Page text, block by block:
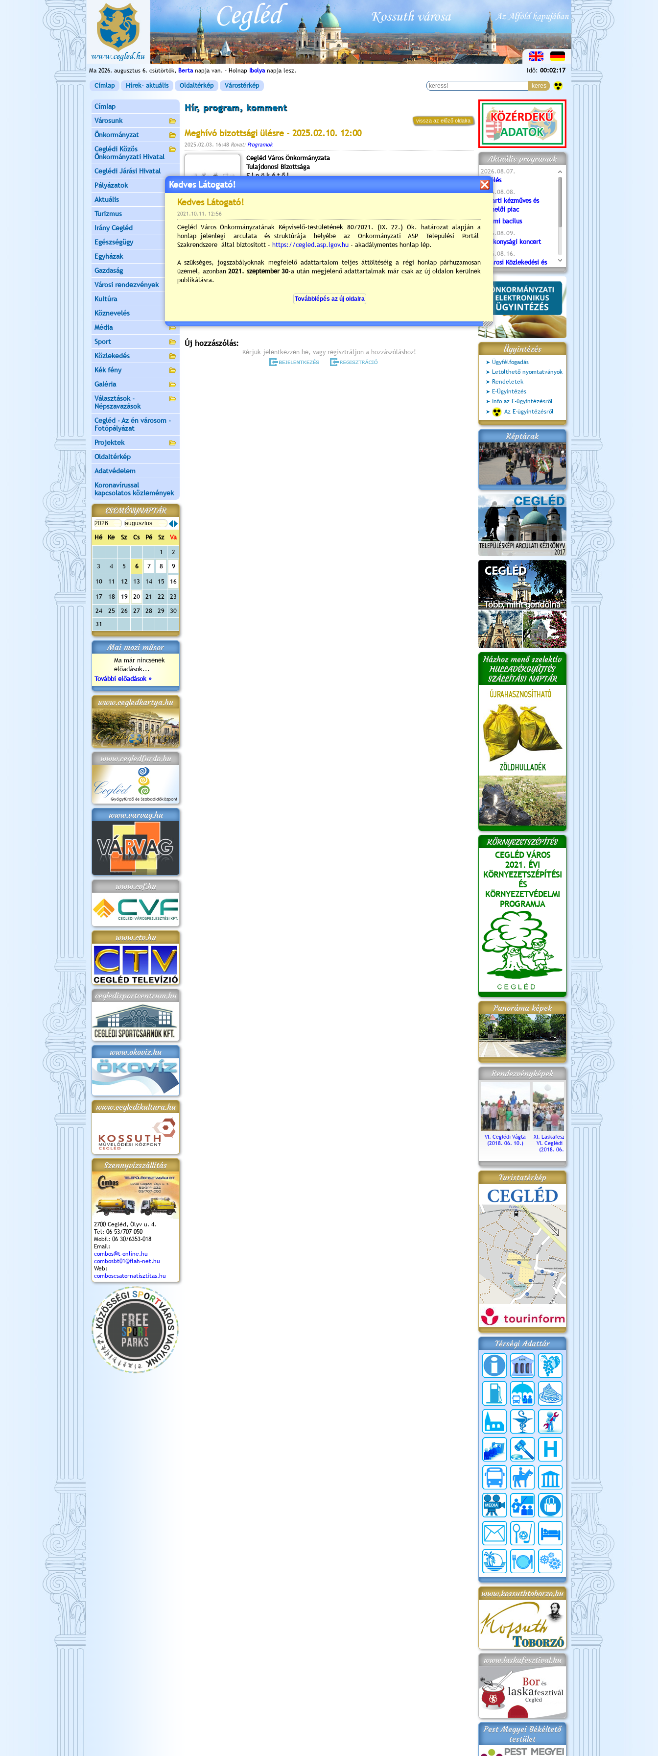
Ma 2026. augusztus 6. csütörtök, Bertanapja van. - Holnap Ibolyanapja lesz. Idő: 00:02:18
Címlap Hírek- aktuális Oldaltérkép Várostérkép
Címlap
Városunk
Önkormányzat
Ceglédi Közös
Önkormányzati Hivatal
Ceglédi Járási Hivatal
Pályázatok
Aktuális
Turizmus
Irány Cegléd
Egészségügy
Egyházak
Gazdaság
Városi rendezvények
Kultúra
Köznevelés
Média
Sport
Közlekedés
Kék fény
Galéria
Választások -
Népszavazások
Cegléd - Az én városom -
Fotópályázat
Projektek
Oldaltérkép
Adatvédelem
Koronavírussal
kapcsolatos közlemények
ESEMÉNYNAPTÁR
Hé Ke Sz Cs Pé Sz
Va
1
2
3
4 5 6 7 8 9
10 11 12 13 14 15 16
17 18 19 20 21 22
23
24
25 26 27 28 29
30
31
Mai mozi műsor
Ma már nincsenek
előadások...
További előadások »
www.cegledkartya.hu
www.cegledfurdo.hu
www.varvag.hu
www.cvf.hu
www.ctv.hu
cegledisportcentrum.hu
www.okoviz.hu
www.cegledikultura.hu
Szennyvízszállítás
2700 Cegléd, Ölyv u. 4.
Tel: 06 53/707-050
Mobil: 06 30/6353-018
Email:
combos@t-online.hu
combosbt01@flah-net.hu
Web:
comboscsatornatisztitas.hu
Hír, program, komment
vissza az előző oldalra
Meghívó bizottsági ülésre - 2025.02.10. 12:00
2025.02.03. 16:48 Rovat: Programok
Cegléd Város Önkormányzata
Tulajdonosi Bizottsága
E l n ö k é t ő l
ülést tart, melyre tisztelettel meghívom.
Helyszín: Városháza I. emeleti kistanácskozó terme
2700 Cegléd, Kossuth tér. 1.
Napirend (részletes meghívó) »
Nyilvános előterjesztések és tájékoztatók »
Új hozzászólás:
Kérjük jelentkezzen be, vagy regisztráljon a hozzászóláshoz!
Aktuális programok
2026.08.07.
Túlélés
2026.08.08.
Tóparti kézműves és
termelői piac
Valami bacilus
2026.08.09.
Jótékonysági koncert
2026.08.16.
Újvárosi Közlekedési és
Sportnap
2026.08.19.
Ceglédi fotóklub kiállítás
2026.08.20.
Szent István Ünnepe
Ügyintézés
Ügyfélfogadás
Letölthető nyomtatványok
Rendeletek
E-Ügyintézés
Info az E-ügyintézésről
Az E-ügyintézésről
Képtárak
Házhoz menő szelektív
HULLADÉKGYŰJTÉS
SZÁLLÍTÁSI NAPTÁR
KÖRNYEZETSZÉPÍTÉS
CEGLÉD VÁROS
2021. ÉVI
KÖRNYEZETSZÉPÍTÉSI
ÉS
KÖRNYEZETVÉDELMI
PROGRAMJA
Panoráma képek
Rendezvényképek
VI. Ceglédi Vágta
(2018. 06. 10.)
XI. Laskafesztivál és
VI. Ceglédi Vágta
(2018. 06. 10.)
Városnapok 2018.
Kossuth Toborzó
Ünnepély
Szent István Ünnepe
(2017. 08. 20.)
Turistatérkép
Térségi Adattár
www.kossuthtoborzo.hu
www.laskafesztival.hu
Pest Megyei Békéltető
testület
Kedves Látogató!